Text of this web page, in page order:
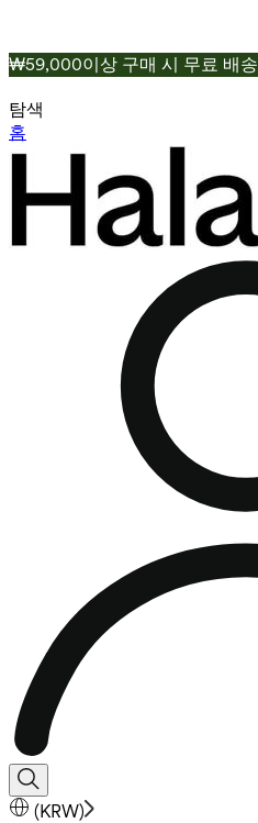
₩59,000이상 구매 시 무료 배송
탐색
홈
(KRW)